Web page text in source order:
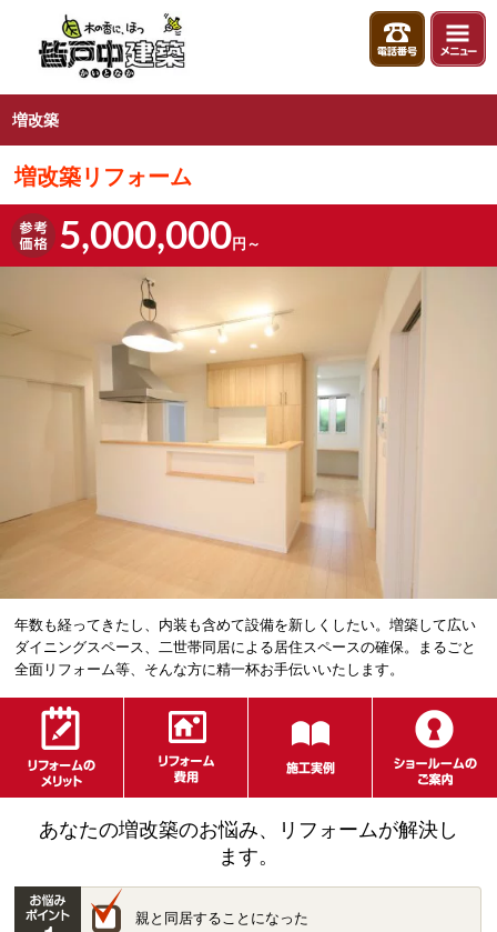
増改築
増改築リフォーム
5,000,000円～
年数も経ってきたし、内装も含めて設備を新しくしたい。増築して広い
ダイニングスペース、二世帯同居による居住スペースの確保。まるごと
全面リフォーム等、そんな方に精一杯お手伝いいたします。
あなたの増改築のお悩み、リフォームが解決し
ます。
親と同居することになった